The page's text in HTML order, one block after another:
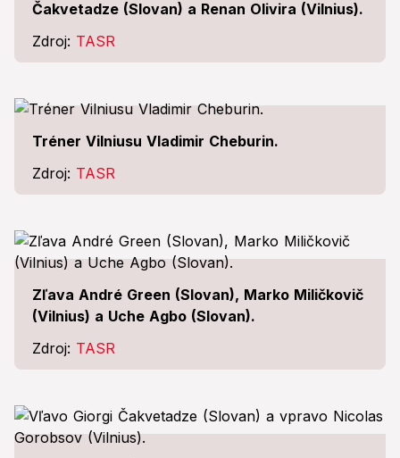
Čakvetadze (Slovan) a Renan Olivira (Vilnius).
Zdroj: TASR
Tréner Vilniusu Vladimir Cheburin.
Zdroj: TASR
Zľava André Green (Slovan), Marko Miličkovič
(Vilnius) a Uche Agbo (Slovan).
Zdroj: TASR